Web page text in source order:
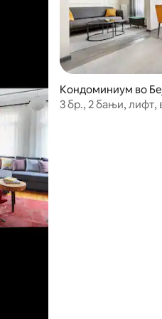
Кондоминиум во
3 бр., 2 бањи, лифт,